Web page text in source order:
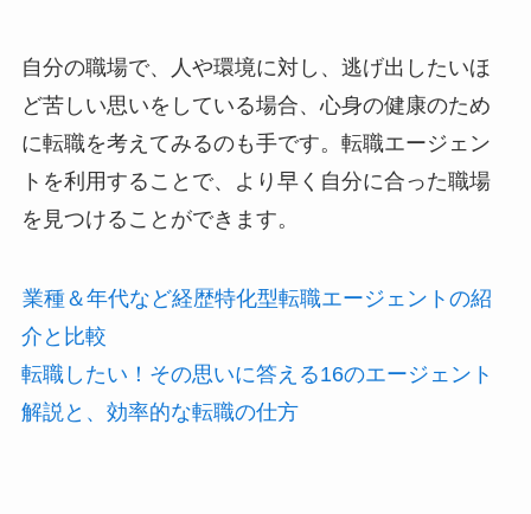
自分の職場で、人や環境に対し、逃げ出したいほ
ど苦しい思いをしている場合、心身の健康のため
に転職を考えてみるのも手です。転職エージェン
トを利用することで、より早く自分に合った職場
を見つけることができます。
業種＆年代など経歴特化型転職エージェントの紹
介と比較
転職したい！その思いに答える16のエージェント
解説と、効率的な転職の仕方